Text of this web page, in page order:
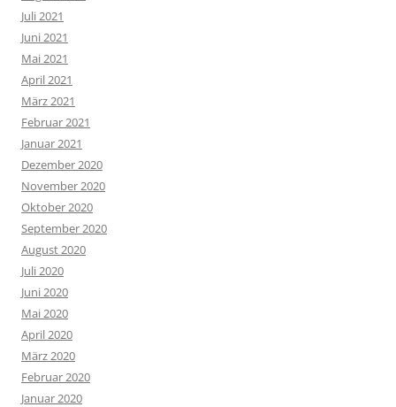
Juli 2021
Juni 2021
Mai 2021
April 2021
März 2021
Februar 2021
Januar 2021
Dezember 2020
November 2020
Oktober 2020
September 2020
August 2020
Juli 2020
Juni 2020
Mai 2020
April 2020
März 2020
Februar 2020
Januar 2020